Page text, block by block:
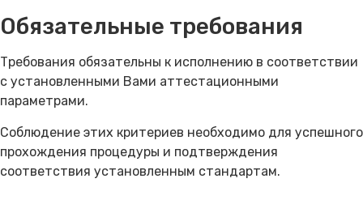
Обязательные требования
Требования обязательны к исполнению в соответствии
с установленными Вами аттестационными
параметрами.
Соблюдение этих критериев необходимо для успешного
прохождения процедуры и подтверждения
соответствия установленным стандартам.